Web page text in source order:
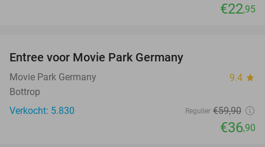
€22,95
Entree voor Movie Park Germany
Movie Park Germany 9.4 star
Bottrop
Verkocht: 5.830
Regulier €59,90
€36,90